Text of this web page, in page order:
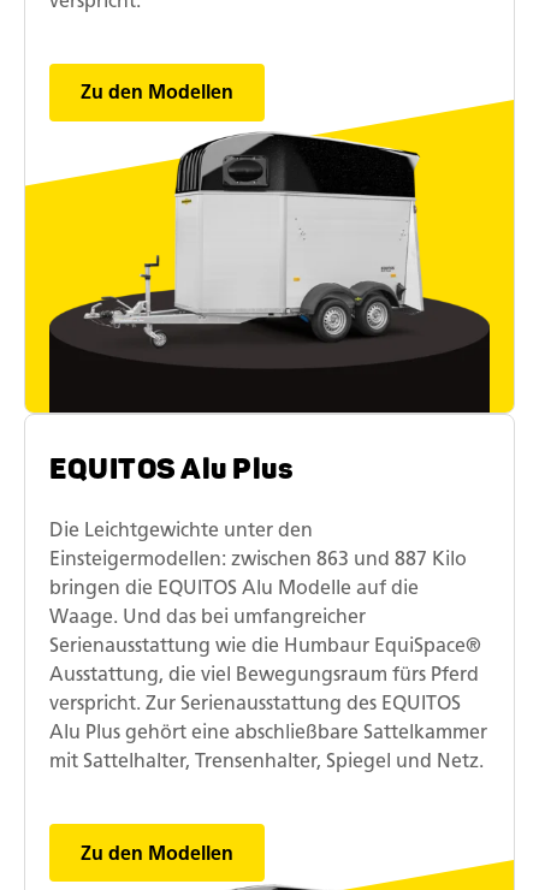
Zu den Modellen
EQUITOS Alu Plus
Die Leichtgewichte unter den
Einsteigermodellen: zwischen 863 und 887 Kilo
bringen die EQUITOS Alu Modelle auf die
Waage. Und das bei umfangreicher
Serienausstattung wie die Humbaur EquiSpace®
Ausstattung, die viel Bewegungsraum fürs Pferd
verspricht. Zur Serienausstattung des EQUITOS
Alu Plus gehört eine abschließbare Sattelkammer
mit Sattelhalter, Trensenhalter, Spiegel und Netz.
Zu den Modellen